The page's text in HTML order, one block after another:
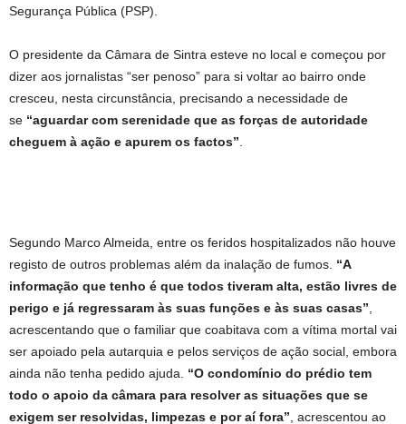
Segurança Pública (PSP).
O presidente da Câmara de Sintra esteve no local e começou por
dizer aos jornalistas “ser penoso” para si voltar ao bairro onde
cresceu, nesta circunstância, precisando a necessidade de
se “aguardar com serenidade que as forças de autoridade
cheguem à ação e apurem os factos”.
Segundo Marco Almeida, entre os feridos hospitalizados não houve
registo de outros problemas além da inalação de fumos. “A
informação que tenho é que todos tiveram alta, estão livres de
perigo e já regressaram às suas funções e às suas casas”,
acrescentando que o familiar que coabitava com a vítima mortal vai
ser apoiado pela autarquia e pelos serviços de ação social, embora
ainda não tenha pedido ajuda. “O condomínio do prédio tem
todo o apoio da câmara para resolver as situações que se
exigem ser resolvidas, limpezas e por aí fora”, acrescentou ao